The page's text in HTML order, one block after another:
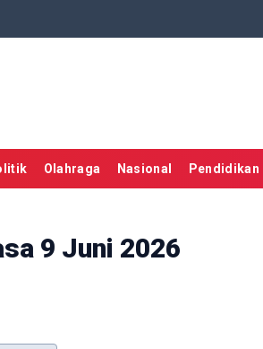
Olahraga Nasional Pendidikan
9 Juni 2026